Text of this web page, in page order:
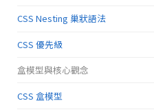
CSS Nesting 巢狀語法
CSS 優先級
盒模型與核心觀念
CSS 盒模型